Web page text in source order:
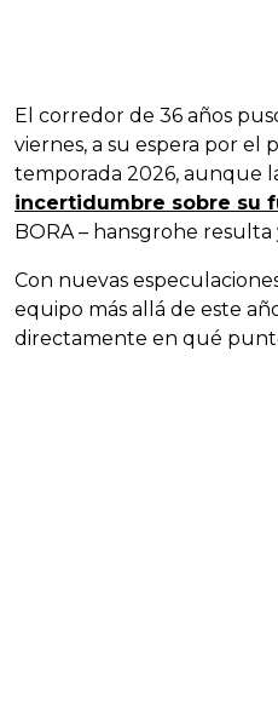
El corredor de 36 años
viernes, a su espera por el
temporada 2026, aunque
incertidumbre sobre su
BORA – hansgrohe
Con nuevas
equipo más allá de este
directamente en qué